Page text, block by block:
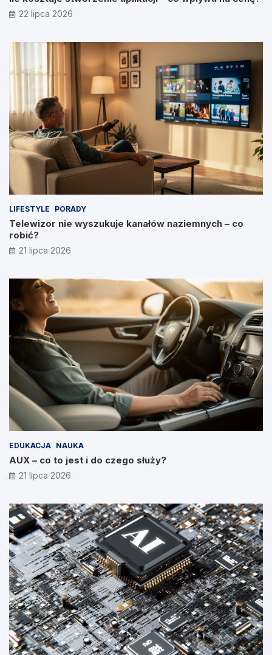
22 lipca 2026
LIFESTYLE PORADY
Telewizor nie wyszukuje kanałów naziemnych – co
robić?
21 lipca 2026
EDUKACJA NAUKA
AUX – co to jest i do czego służy?
21 lipca 2026